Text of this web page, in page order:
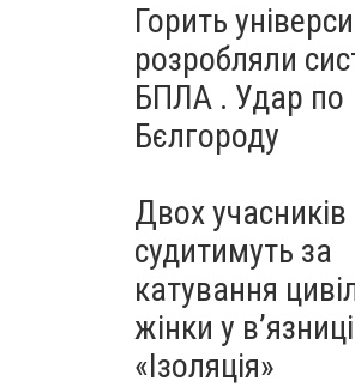
Горить
розробляли
БПЛА . Удар по
Бєлгороду
Двох
судитимуть за
катування
жінки у в’язниці
«Ізоляція»